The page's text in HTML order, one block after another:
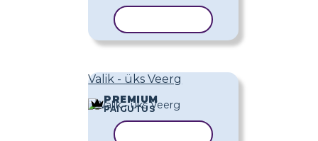
Valik - üks Veerg
PREMIUM
PAIGUTUS